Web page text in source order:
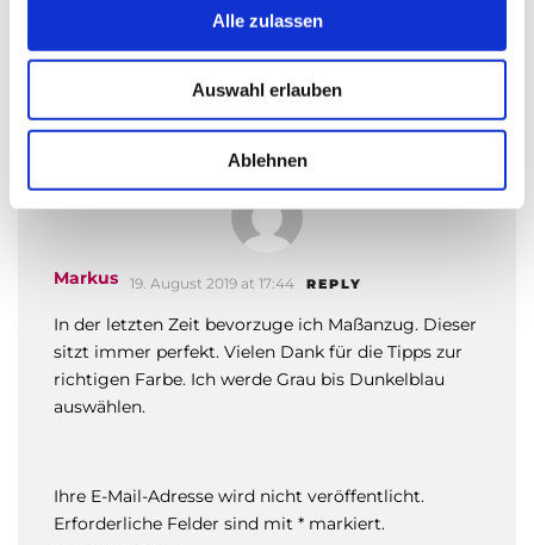
l
Alle zulassen
Auswahl erlauben
Ablehnen
lassen. Danke für den Tipp, Hemden in Weiß oder
einem zarten Farbton zu tragen. Ich hätte mir
wahrscheinlich die passenden Hemden zum Anzug
schneidern lassen sollen.
Markus 19. August 2019 at 17:44 REPLY
In der letzten Zeit bevorzuge ich Maßanzug. Dieser
sitzt immer perfekt. Vielen Dank für die Tipps zur
richtigen Farbe. Ich werde Grau bis Dunkelblau
auswählen.
Ihre E-Mail-Adresse wird nicht veröffentlicht.
Erforderliche Felder sind mit * markiert.